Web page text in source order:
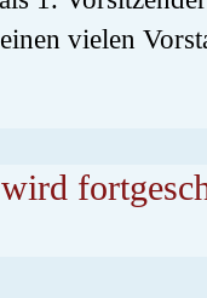
vielen